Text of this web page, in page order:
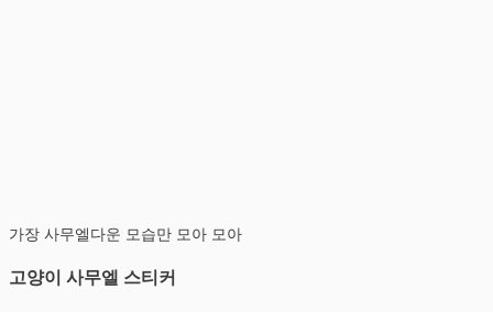
가장 사무엘다운 모습만 모아 모아
고양이 사무엘 스티커